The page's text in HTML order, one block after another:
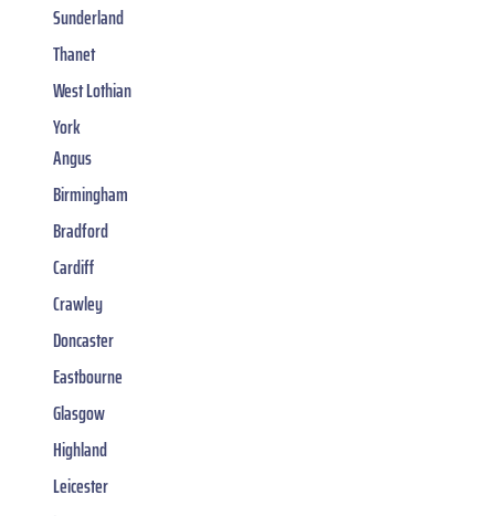
Sunderland
Thanet
West Lothian
York
Angus
Birmingham
Bradford
Cardiff
Crawley
Doncaster
Eastbourne
Glasgow
Highland
Leicester